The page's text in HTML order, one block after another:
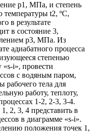
р1, МПа, и степень
температуры t2, ºС,
в результате
в состояние 3,
р3, МПа. Из
адиабатного процесса
степенью
«s-i», провести
с водяным паром,
рабочего тела для
работу, теплоту,
1-2, 2-3, 3-4.
2, 3, 4 представить в
в диаграмме «s-i».
положения точек 1,